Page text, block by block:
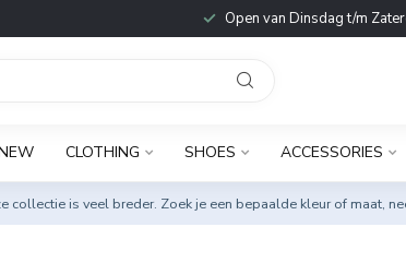
Open van Dinsdag t/m
CLOTHING SHOES ACCESSORIES
collectie is veel breder. Zoek je een bepaalde kleur of maat,